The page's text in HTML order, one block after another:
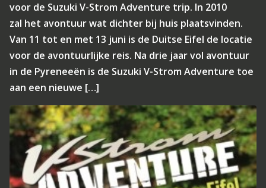
voor de Suzuki V-Strom Adventure trip. In 2010
zal het avontuur wat dichter bij huis plaatsvinden.
Van 11 tot en met 13 juni is de Duitse Eifel de locatie
voor de avontuurlijke reis. Na drie jaar vol avontuur
in de Pyreneeën is de Suzuki V-Strom Adventure toe
aan een nieuwe […]